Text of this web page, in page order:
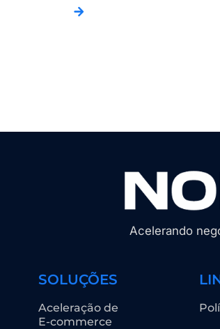
Acelerando
SOLUÇÕES
Aceleração de
E-commerce